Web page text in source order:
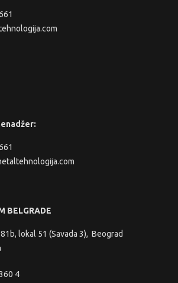
BELGRADE
lokal 51 (Savada 3), Beograd
4